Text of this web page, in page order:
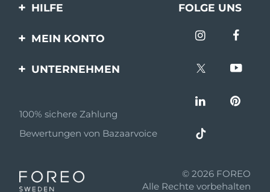
HILFE
Kontaktiere uns
FOLGE UNS
MEIN KONTO
UNTERNEHMEN
Partnerprogramm
Partner Nachrichten
Einzelhändler
100% sichere Zahlung
Bewertungen von Bazaarvoice
© 2026 FOREO
Alle Rechte vorbehalten